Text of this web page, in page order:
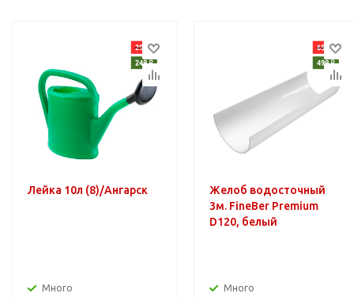
Лейка 10л (8)/Ангарск
Много
Желоб водосточный
3м. FineBer Premium
D120, белый
Много